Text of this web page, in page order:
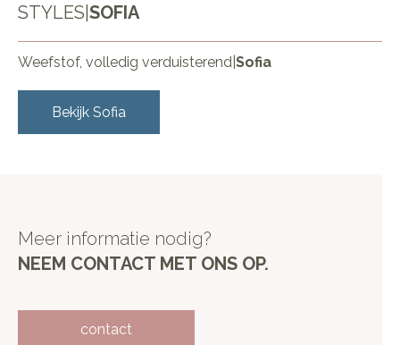
STYLES SOFIA
Weefstof, volledig verduisterend Sofia
Bekijk Sofia
Meer informatie nodig?
NEEM CONTACT MET ONS OP.
contact